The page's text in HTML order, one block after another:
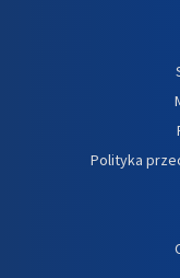
Polityka